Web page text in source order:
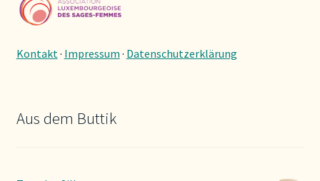
Kontakt· Impressum · Datenschutzerklärung
Aus dem Buttik